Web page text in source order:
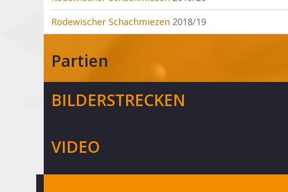
Rodewischer Schachmiezen 2018/19
Partien
BILDERSTRECKEN
VIDEO